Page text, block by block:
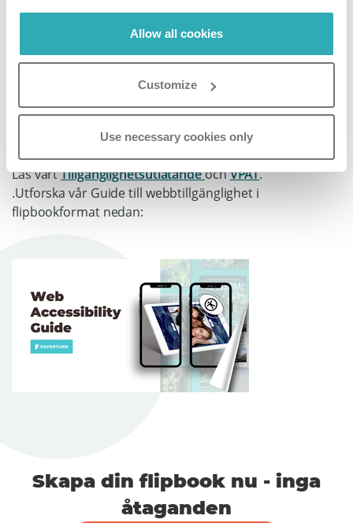
Allow all cookies
Customize
Use necessary cookies only
För att återgå till standardvisaren, klicka helt enkelt på
igen i den övre menyraden.
Vill du veta mer?
Läs vårtTillgänglighetsutlåtandeochVPAT.
.Utforska vår Guide till webbtillgänglighet i
flipbookformat nedan:
Skapa din flipbook nu - inga
åtaganden